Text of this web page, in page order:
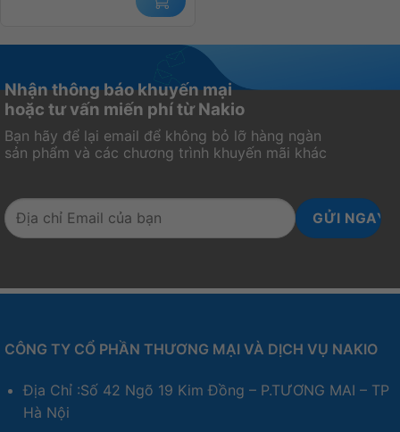
Nhận thông báo khuyến mại
hoặc tư vấn miến phí từ Nakio
Bạn hãy để lại email để không bỏ lỡ hàng ngàn
sản phẩm và các chương trình khuyến mãi khác
CÔNG TY CỔ PHẦN THƯƠNG MẠI VÀ DỊCH VỤ NAKIO
Địa Chỉ :Số 42 Ngõ 19 Kim Đồng – P.TƯƠNG MAI – TP
Hà Nội